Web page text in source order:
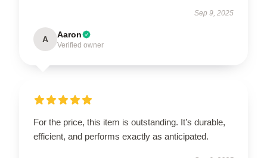
Sep 9, 2025
A Aaron
Verified owner
For the price, this item is outstanding. It’s durable,
efficient, and performs exactly as anticipated.